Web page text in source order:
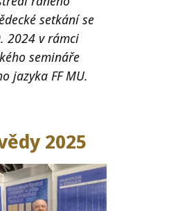
setkání se
2024 v rámci
semináře
jazyka FF MU.
2025